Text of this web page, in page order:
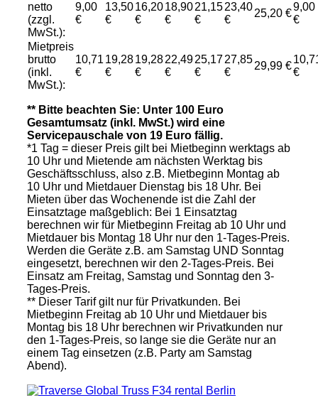
netto
(zzgl.
MwSt.):
9,00
€
13,50
€
16,20
€
18,90
€
21,15
€
23,40
€
25,20 €
9,00
€
Mietpreis
brutto
(inkl.
MwSt.):
10,71
€
19,28
€
19,28
€
22,49
€
25,17
€
27,85
€
29,99 €
€
** Bitte beachten Sie: Unter 100 Euro
Gesamtumsatz (inkl. MwSt.) wird eine
Servicepauschale von 19 Euro fällig.
*1 Tag = dieser Preis gilt bei Mietbeginn werktags ab
10 Uhr und Mietende am nächsten Werktag bis
Geschäftsschluss, also z.B. Mietbeginn Montag ab
10 Uhr und Mietdauer Dienstag bis 18 Uhr. Bei
Mieten über das Wochenende ist die Zahl der
Einsatztage maßgeblich: Bei 1 Einsatztag
berechnen wir für Mietbeginn Freitag ab 10 Uhr und
Mietdauer bis Montag 18 Uhr nur den 1-Tages-Preis.
Werden die Geräte z.B. am Samstag UND Sonntag
eingesetzt, berechnen wir den 2-Tages-Preis. Bei
Einsatz am Freitag, Samstag und Sonntag den 3-
Tages-Preis.
** Dieser Tarif gilt nur für Privatkunden. Bei
Mietbeginn Freitag ab 10 Uhr und Mietdauer bis
Montag bis 18 Uhr berechnen wir Privatkunden nur
den 1-Tages-Preis, so lange sie die Geräte nur an
einem Tag einsetzen (z.B. Party am Samstag
Abend).